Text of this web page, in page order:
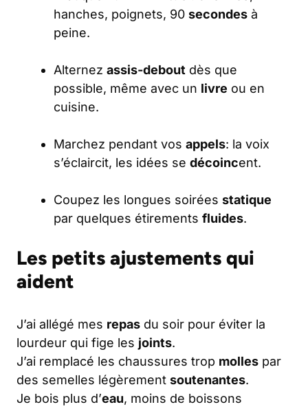
hanches, poignets, 90 secondes à
peine.
Alternez assis-debout dès que
possible, même avec un livre ou en
cuisine.
Marchez pendant vos appels: la voix
s’éclaircit, les idées se décoincent.
Coupez les longues soirées statique
par quelques étirements fluides.
Les petits ajustements qui
aident
J’ai allégé mes repas du soir pour éviter la
lourdeur qui fige les joints.
J’ai remplacé les chaussures trop molles par
des semelles légèrement soutenantes.
Je bois plus d’eau, moins de boissons